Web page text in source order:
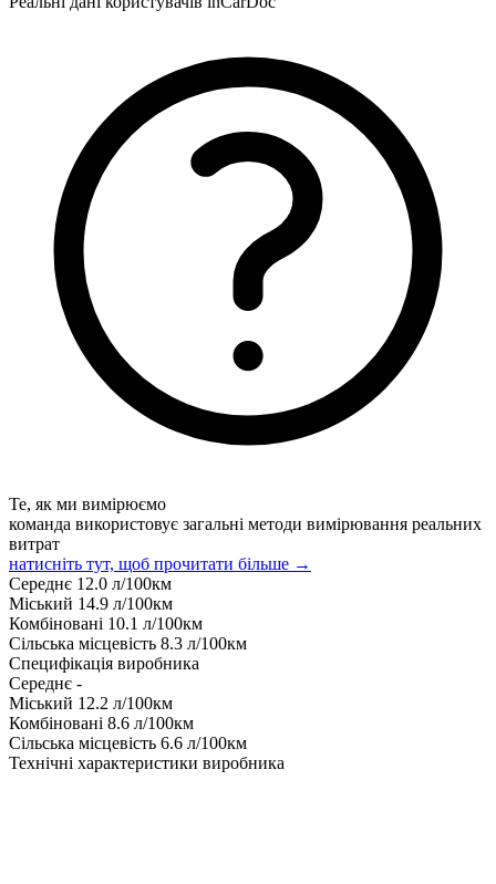
Те, як ми вимірюємо
команда використовує загальні методи вимірювання реальних
витрат
натисніть тут, щоб прочитати більше →
Середнє 12.0 л/100км
Міський 14.9 л/100км
Комбіновані 10.1 л/100км
Сільська місцевість 8.3 л/100км
Специфікація виробника
Середнє -
Міський 12.2 л/100км
Комбіновані 8.6 л/100км
Сільська місцевість 6.6 л/100км
Технічні характеристики виробника